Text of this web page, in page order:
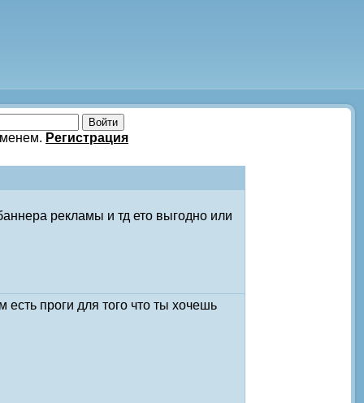
Регистрация
рекламы и тд ето выгодно или
есть проги для того что ты хочешь